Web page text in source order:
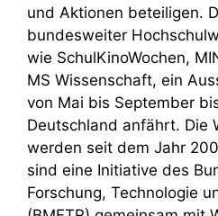
und Aktionen beteiligen.
bundesweiter
wie SchulKinoWochen,
MS Wissenschaft, ein
von Mai bis September
Deutschland anfährt. Die
werden seit dem Jahr
sind eine Initiative des
Forschung, Technologie